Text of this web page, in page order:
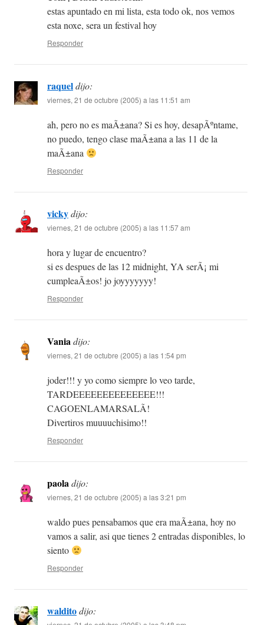
estas apuntado en mi lista, esta todo ok, nos vemos
esta noxe, sera un festival hoy
Responder
raqueldijo:
viernes, 21 de octubre (2005) a las 11:51 am
ah, pero no es maÃ±ana? Si es hoy, desapÃºntame,
no puedo, tengo clase maÃ±ana a las 11 de la
maÃ±ana
Responder
vickydijo:
viernes, 21 de octubre (2005) a las 11:57 am
hora y lugar de encuentro?
si es despues de las 12 midnight, YA serÃ¡ mi
cumpleaÃ±os! jo joyyyyyyy!
Responder
Vaniadijo:
viernes, 21 de octubre (2005) a las 1:54 pm
joder!!! y yo como siempre lo veo tarde,
TARDEEEEEEEEEEEEEE!!!
CAGOENLAMARSALÃ!
Divertiros muuuuchisimo!!
Responder
paoladijo:
viernes, 21 de octubre (2005) a las 3:21 pm
waldo pues pensabamos que era maÃ±ana, hoy no
vamos a salir, asi que tienes 2 entradas disponibles, lo
siento
Responder
walditodijo: